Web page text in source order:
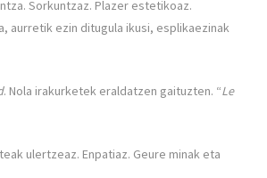
Sorkuntzaz. Plazer estetikoaz.
aurretik ezin ditugula ikusi, esplikaezinak
. Nola irakurketek eraldatzen gaituzten. “Le
ulertzeaz. Enpatiaz. Geure minak eta